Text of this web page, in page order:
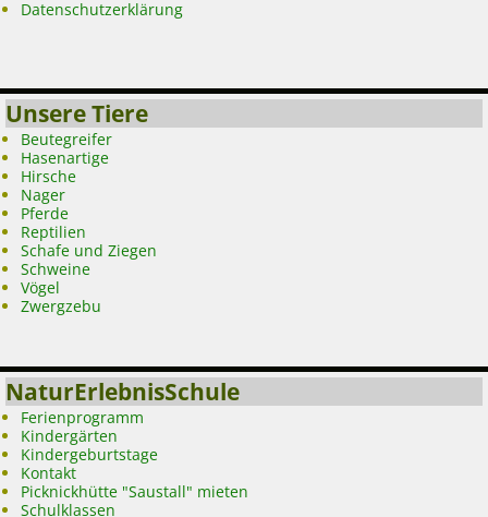
Datenschutzerklärung
Unsere Tiere
Beutegreifer
Hasenartige
Hirsche
Nager
Pferde
Reptilien
Schafe und Ziegen
Schweine
Vögel
Zwergzebu
NaturErlebnisSchule
Ferienprogramm
Kindergärten
Kindergeburtstage
Kontakt
Picknickhütte "Saustall" mieten
Schulklassen